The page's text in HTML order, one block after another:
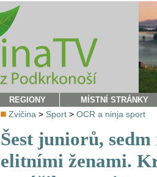
REGIONY MÍSTNÍ STRÁNKY
Zvičina > Sport > OCR a ninja sport
Šest juniorů,
elitními ženami.